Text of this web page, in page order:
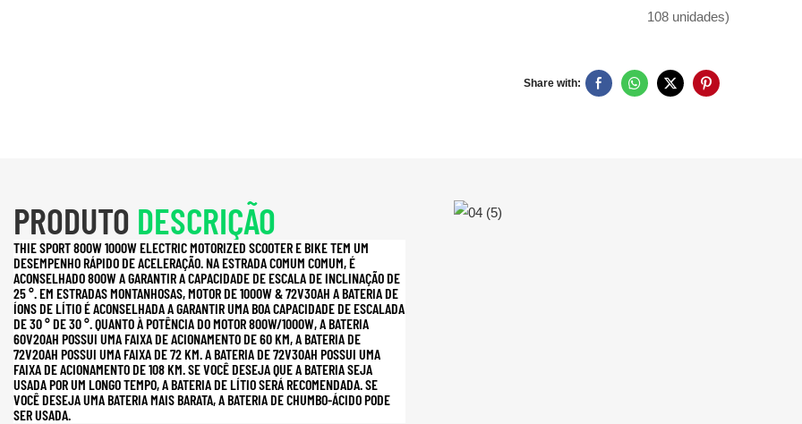
108 unidades)
Share with:
PRODUTO DESCRIÇÃO
THIE SPORT 800W 1000W ELECTRIC MOTORIZED SCOOTER E BIKE TEM UM
DESEMPENHO RÁPIDO DE ACELERAÇÃO. NA ESTRADA COMUM COMUM, É
ACONSELHADO 800W A GARANTIR A CAPACIDADE DE ESCALA DE INCLINAÇÃO DE
25 °. EM ESTRADAS MONTANHOSAS, MOTOR DE 1000W & 72V30AH A BATERIA DE
ÍONS DE LÍTIO É ACONSELHADA A GARANTIR UMA BOA CAPACIDADE DE ESCALADA
DE 30 ° DE 30 °. QUANTO À POTÊNCIA DO MOTOR 800W/1000W, A BATERIA
60V20AH POSSUI UMA FAIXA DE ACIONAMENTO DE 60 KM, A BATERIA DE
72V20AH POSSUI UMA FAIXA DE 72 KM. A BATERIA DE 72V30AH POSSUI UMA
FAIXA DE ACIONAMENTO DE 108 KM. SE VOCÊ DESEJA QUE A BATERIA SEJA
USADA POR UM LONGO TEMPO, A BATERIA DE LÍTIO SERÁ RECOMENDADA. SE
VOCÊ DESEJA UMA BATERIA MAIS BARATA, A BATERIA DE CHUMBO-ÁCIDO PODE
SER USADA.